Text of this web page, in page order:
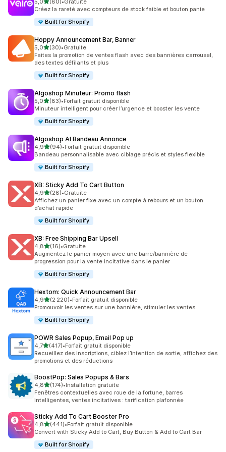
5,0 (80)
80 avis au total
•Gratuite
Créez la rareté avec compteurs de stock faible et bouton panie
Built for Shopify
Hoppy Announcement Bar, Banner
5,0étoile(s) sur 5
(30)
30 avis au total
•Gratuite
Faites la promotion de ventes flash avec des bannières carrousel,
des textes défilants et plus
Built for Shopify
Algoshop Minuteur: Promo flash
5,0étoile(s) sur 5
(83)
83 avis au total
•Forfait gratuit disponible
Minuteur intelligent pour créer l’urgence et booster les vente
Built for Shopify
Algoshop AI Bandeau Annonce
4,9étoile(s) sur 5
(94)
94 avis au total
•Forfait gratuit disponible
Bandeau personnalisable avec ciblage précis et styles flexible
Built for Shopify
XB: Sticky Add To Cart Button
4,9étoile(s) sur 5
(28)
28 avis au total
•Gratuite
Affichez un panier fixe avec un compte à rebours et un bouton
d’achat rapide
Built for Shopify
XB: Free Shipping Bar Upsell
4,8étoile(s) sur 5
(16)
16 avis au total
•Gratuite
Augmentez le panier moyen avec une barre/bannière de
progression pour la vente incitative dans le panier
Built for Shopify
Hextom: Quick Announcement Bar
4,9étoile(s) sur 5
(2 220)
2220 avis au total
•Forfait gratuit disponible
Promouvoir les ventes sur une bannière, stimuler les ventes
Built for Shopify
POWR Sales Popup, Email Pop up
4,7étoile(s) sur 5
(417)
417 avis au total
•Forfait gratuit disponible
Recueillez des inscriptions, ciblez l’intention de sortie, affichez des
promotions et des réductions
BoostPop: Sales Popups & Bars
4,8étoile(s) sur 5
(174)
174 avis au total
•Installation gratuite
Fenêtres contextuelles avec roue de la fortune, barres
intelligentes, ventes incitatives : tarification plafonnée
Sticky Add To Cart Booster Pro
4,8étoile(s) sur 5
(441)
441 avis au total
•Forfait gratuit disponible
Convert with Sticky Add to Cart, Buy Button & Add to Cart Bar
Built for Shopify